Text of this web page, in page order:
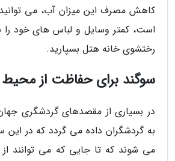
کاهش مصرف این میزان آب، می
است، کمتر وسایل و لباس های خود
رختشوی خانه هتل بسپارید.
سوگند برای حفاظت از
در بسیاری از مقصدهای گردشگری
به گردشگران داده می گردد که در این
می شوند که تا جایی که می توانند